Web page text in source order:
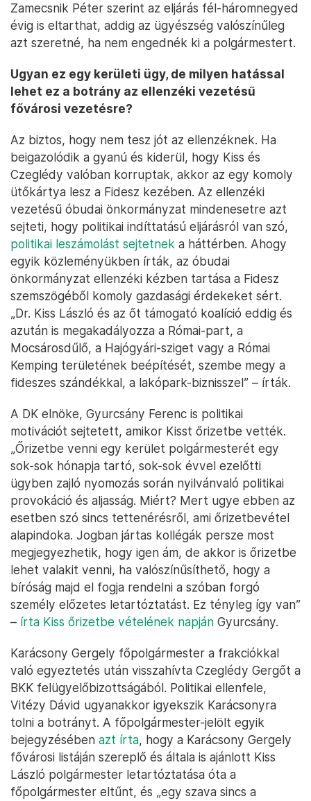
Zamecsnik Péter szerint az eljárás fél-háromnegyed
évig is eltarthat, addig az ügyészség valószínűleg
azt szeretné, ha nem engednék ki a polgármestert.
Ugyan ez egy kerületi ügy, de milyen hatással
lehet ez a botrány az ellenzéki vezetésű
fővárosi vezetésre?
Az biztos, hogy nem tesz jót az ellenzéknek. Ha
beigazolódik a gyanú és kiderül, hogy Kiss és
Czeglédy valóban korruptak, akkor az egy komoly
ütőkártya lesz a Fidesz kezében. Az ellenzéki
vezetésű óbudai önkormányzat mindenesetre azt
sejteti, hogy politikai indíttatású eljárásról van szó,
politikai leszámolást sejtetnek a háttérben. Ahogy
egyik közleményükben írták, az óbudai
önkormányzat ellenzéki kézben tartása a Fidesz
szemszögéből komoly gazdasági érdekeket sért.
„Dr. Kiss László és az őt támogató koalíció eddig és
azután is megakadályozza a Római-part, a
Mocsárosdűlő, a Hajógyári-sziget vagy a Római
Kemping területének beépítését, szembe megy a
fideszes szándékkal, a lakópark-biznisszel” – írták.
A DK elnöke, Gyurcsány Ferenc is politikai
motivációt sejtetett, amikor Kisst őrizetbe vették.
„Őrizetbe venni egy kerület polgármesterét egy
sok-sok hónapja tartó, sok-sok évvel ezelőtti
ügyben zajló nyomozás során nyilvánvaló politikai
provokáció és aljasság. Miért? Mert ugye ebben az
esetben szó sincs tettenérésről, ami őrizetbevétel
alapindoka. Jogban jártas kollégák persze most
megjegyezhetik, hogy igen ám, de akkor is őrizetbe
lehet valakit venni, ha valószínűsíthető, hogy a
bíróság majd el fogja rendelni a szóban forgó
személy előzetes letartóztatást. Ez tényleg így van”
– írta Kiss őrizetbe vételének napján Gyurcsány.
Karácsony Gergely főpolgármester a frakciókkal
való egyeztetés után visszahívta Czeglédy Gergőt a
BKK felügyelőbizottságából. Politikai ellenfele,
Vitézy Dávid ugyanakkor igyekszik Karácsonyra
tolni a botrányt. A főpolgármester-jelölt egyik
bejegyzésében azt írta, hogy a Karácsony Gergely
fővárosi listáján szereplő és általa is ajánlott Kiss
László polgármester letartóztatása óta a
főpolgármester eltűnt, és „egy szava sincs a